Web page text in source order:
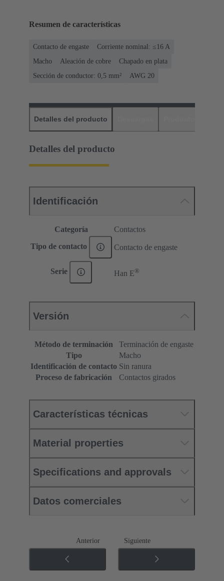
Resumen de características
Contacto de engaste
Corriente nominal: ≤16 A
Macho
Aleación de cobre
Chapado en plata
Sección de conductor: 0,5 mm²
AWG 20
Detalles del producto
Detalles del producto
Identificación
Categoría Contactos
Tipo de contacto Contacto de engaste
Serie Han E®
Versión
Método de terminación
Terminación de engaste
Tipo
Macho
Identificación de contacto Sin ranura
Proceso de fabricación
Contactos girados
Características técnicas
Material properties
Specifications and approvals
Datos comerciales
Anterior Siguiente